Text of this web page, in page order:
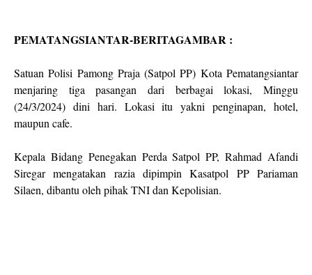
PEMATANGSIANTAR-BERITAGAMBAR :
Satuan Polisi Pamong Praja (Satpol PP) Kota Pematangsiantar
menjaring tiga pasangan dari berbagai lokasi, Minggu
(24/3/2024) dini hari. Lokasi itu yakni penginapan, hotel,
maupun cafe.
Kepala Bidang Penegakan Perda Satpol PP, Rahmad Afandi
Siregar mengatakan razia dipimpin Kasatpol PP Pariaman
Silaen, dibantu oleh pihak TNI dan Kepolisian.